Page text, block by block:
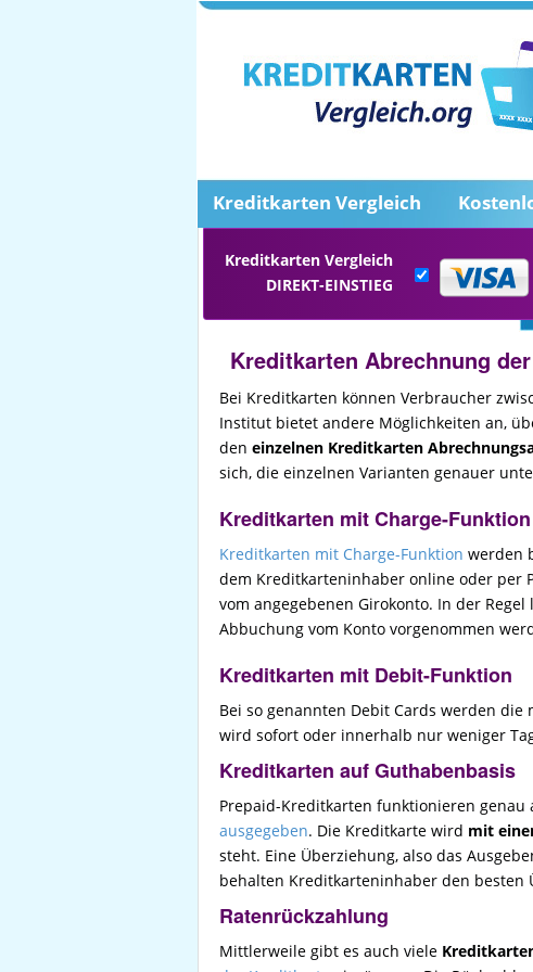
Kreditkarten Vergleich
Kreditkarten Vergleich
DIREKT-EINSTIEG
Kreditkarten Abrechnung
Bei Kreditkarten können Verbraucher
Institut bietet andere Möglichkeiten an,
den einzelnen Kreditkarten
sich, die einzelnen Varianten genauer
Kreditkarten mit Charge-Funktion
Kreditkarten mit Charge-Funktion werden
dem Kreditkarteninhaber online oder per
vom angegebenen Girokonto. In der
Abbuchung vom Konto vorgenommen
Kreditkarten mit Debit-Funktion
Bei so genannten Debit Cards werden
wird sofort oder innerhalb nur weniger
Kreditkarten auf Guthabenbasis
Prepaid-Kreditkarten funktionieren genau
ausgegeben. Die Kreditkarte wird mit
steht. Eine Überziehung, also das
behalten Kreditkarteninhaber den besten
Ratenrückzahlung
Mittlerweile gibt es auch viele